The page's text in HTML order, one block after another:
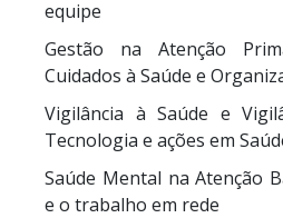
equipe
Gestão na Atenção
Cuidados à Saúde e
Vigilância à Saúde e
Tecnologia e ações em
Saúde Mental na Atenção
e o trabalho em rede